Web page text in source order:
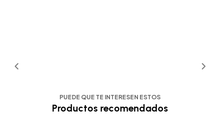
PUEDE QUE TE INTERESEN ESTOS
Productos recomendados